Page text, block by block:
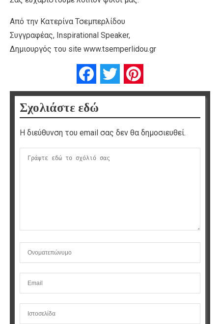
Από την Κατερίνα Τσεμπερλίδου
Συγγραφέας, Inspirational Speaker,
Δημιουργός του site www.tsemperlidou.gr
FacebookTwitter
Σχολιάστε εδώ
Η διεύθυνση του email σας δεν θα δημοσιευθεί.